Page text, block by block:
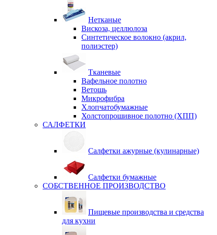
Нетканые
Вискоза, целлюлоза
Синтетическое волокно (акрил,
полиэстер)
Тканевые
Вафельное полотно
Ветошь
Микрофибра
Хлопчатобумажные
Холстопрошивное полотно (ХПП)
САЛФЕТКИ
Салфетки ажурные (кулинарные)
Салфетки бумажные
СОБСТВЕННОЕ ПРОИЗВОДСТВО
Пищевые производства и средства
для кухни